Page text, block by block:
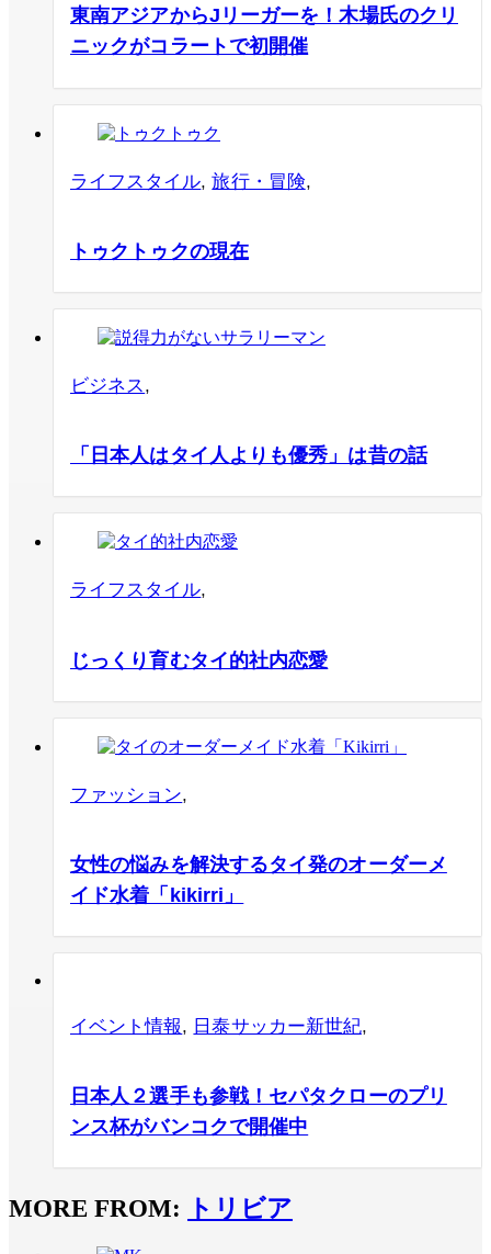
東南アジアからJリーガーを！木場氏のクリ
ニックがコラートで初開催
ライフスタイル,旅行・冒険,
トゥクトゥクの現在
ビジネス,
「日本人はタイ人よりも優秀」は昔の話
ライフスタイル,
じっくり育むタイ的社内恋愛
ファッション,
女性の悩みを解決するタイ発のオーダーメ
イド水着「kikirri」
イベント情報, 日泰サッカー新世紀,
日本人２選手も参戦！セパタクローのプリ
ンス杯がバンコクで開催中
MORE FROM: トリビア